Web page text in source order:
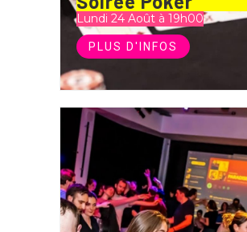
Lundi 24 Août à 19h00
PLUS D'INFOS